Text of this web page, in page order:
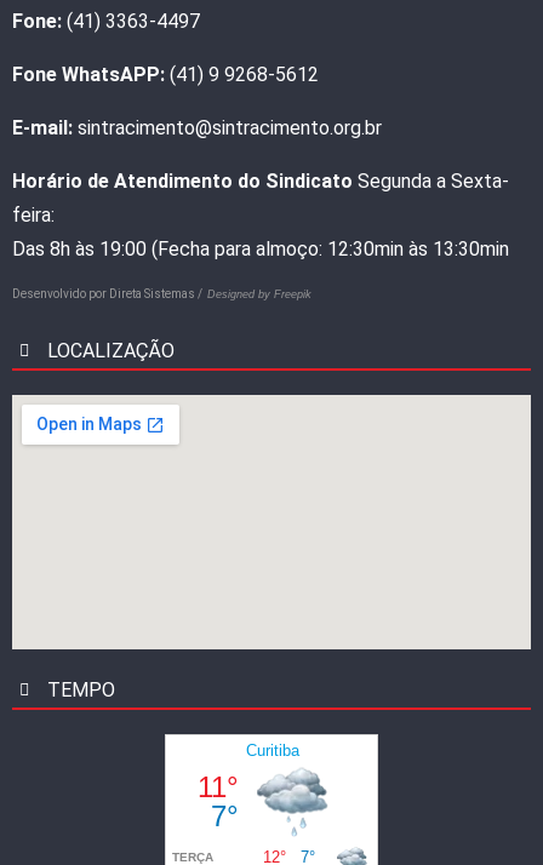
Fone: (41) 3363-4497
Fone WhatsAPP: (41) 9 9268-5612
E-mail: sintracimento@sintracimento.org.br
Horário de Atendimento do Sindicato Segunda a Sexta-
feira:
Das 8h às 19:00 (Fecha para almoço: 12:30min às 13:30min
Desenvolvido por Direta Sistemas / Designed by Freepik
LOCALIZAÇÃO
TEMPO